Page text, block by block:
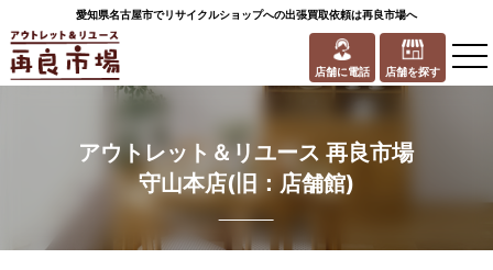
愛知県名古屋市でリサイクルショップへの出張買取依頼は再良市場へ
店舗に電話 店舗を探す
アウトレット＆リユース 再良市場
守山本店(旧：店舗館)